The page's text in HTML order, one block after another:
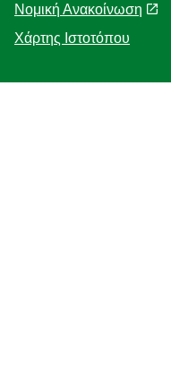
Νομική Ανακοίνωση
Χάρτης Ιστοτόπου